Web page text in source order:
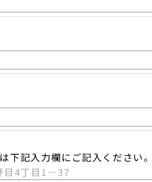
下記入力欄にご記入ください
目4丁目1－37